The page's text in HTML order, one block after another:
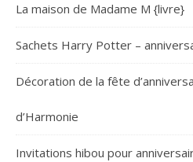
La maison de Madame M {livre}
Sachets Harry Potter –
Décoration de la fête
d’Harmonie
Invitations hibou pour